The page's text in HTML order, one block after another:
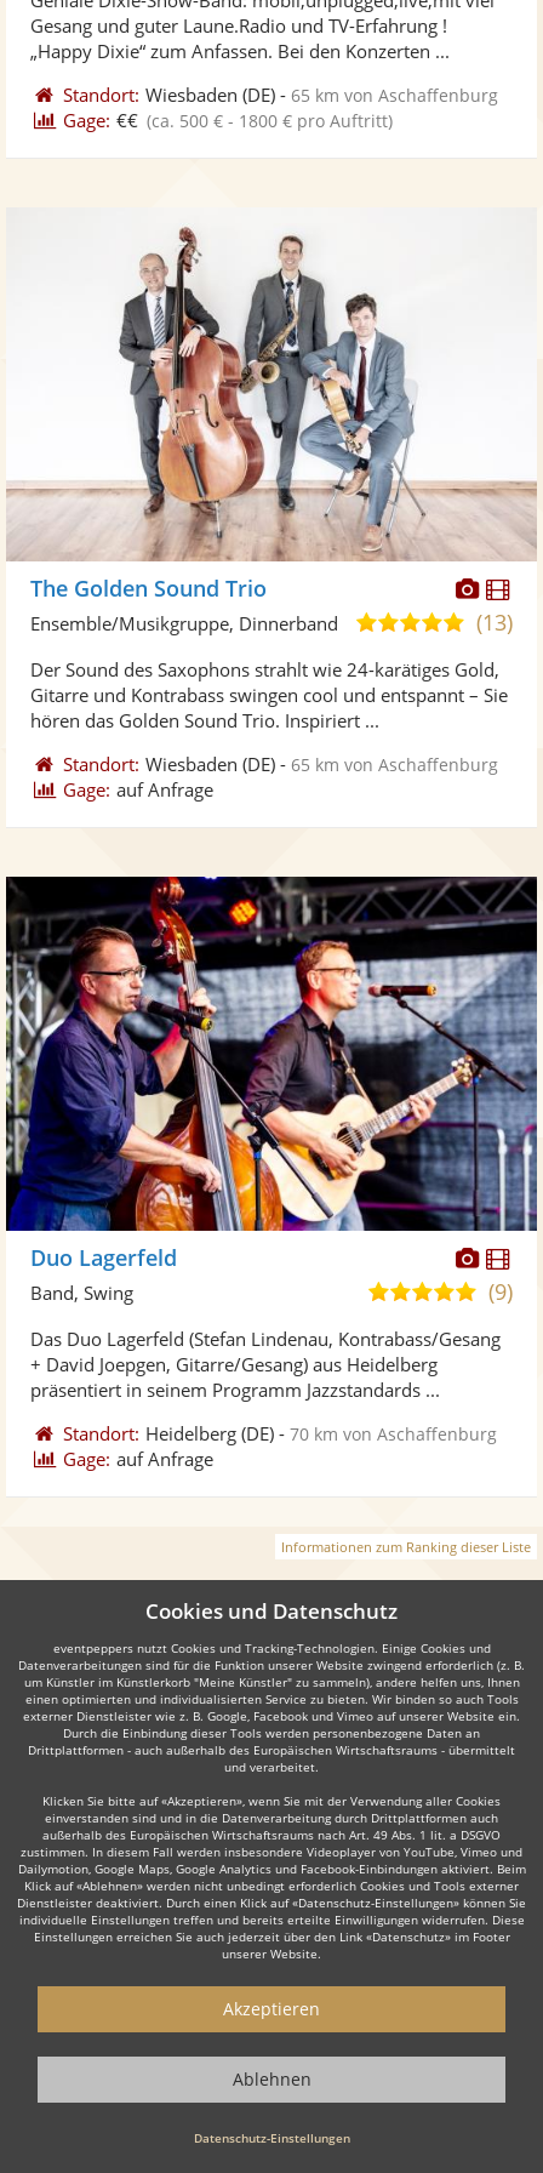
Fotos
5
Gesang und guter Laune.Radio und TV-Erfahrung !
„Happy Dixie“ zum Anfassen. Bei den Konzerten ...
Standort: Wiesbaden (DE) -65 km von Aschaffenburg
Gage: €€ (ca. 500 € - 1800 € pro Auftritt)
Fotos
The Golden Sound Trio
4,9
5
(13)
Ensemble/Musikgruppe, Dinnerband
Der Sound des Saxophons strahlt wie 24-karätiges Gold,
Gitarre und Kontrabass swingen cool und entspannt – Sie
hören das Golden Sound Trio. Inspiriert ...
Standort: Wiesbaden (DE) -65 km von Aschaffenburg
Gage: auf Anfrage
Fotos
Duo Lagerfeld
5,0
5
(9)
Band, Swing
Das Duo Lagerfeld (Stefan Lindenau, Kontrabass/Gesang
+ David Joepgen, Gitarre/Gesang) aus Heidelberg
präsentiert in seinem Programm Jazzstandards ...
Standort: Heidelberg (DE) -70 km von Aschaffenburg
Gage: auf Anfrage
Informationen zum Ranking dieser Liste
Weiter
Auch interessant:
Moderator Lateinamerikanische Musik Irish Folk
Sie interessanten Jazzbands bzw. Jazzensembles. Diesen Button finden
Cookies und Datenschutz
eventpeppers nutzt Cookies und Tracking-Technologien. Einige Cookies und
Datenverarbeitungen sind für die Funktion unserer Website zwingend erforderlich (z. B.
um Künstler im Künstlerkorb "Meine Künstler" zu sammeln), andere helfen uns, Ihnen
einen optimierten und individualisierten Service zu bieten. Wir binden so auch Tools
externer Dienstleister wie z. B. Google, Facebook und Vimeo auf unserer Website ein.
Durch die Einbindung dieser Tools werden personenbezogene Daten an
Drittplattformen - auch außerhalb des Europäischen Wirtschaftsraums - übermittelt
und verarbeitet.
Klicken Sie bitte auf «Akzeptieren», wenn Sie mit der Verwendung aller Cookies
einverstanden sind und in die Datenverarbeitung durch Drittplattformen auch
außerhalb des Europäischen Wirtschaftsraums nach Art. 49 Abs. 1 lit. a DSGVO
zustimmen. In diesem Fall werden insbesondere Videoplayer von YouTube, Vimeo und
Dailymotion, Google Maps, Google Analytics und Facebook-Einbindungen aktiviert. Beim
Klick auf «Ablehnen» werden nicht unbedingt erforderlich Cookies und Tools externer
Dienstleister deaktiviert. Durch einen Klick auf «Datenschutz-Einstellungen» können Sie
individuelle Einstellungen treffen und bereits erteilte Einwilligungen widerrufen. Diese
Einstellungen erreichen Sie auch jederzeit über den Link «Datenschutz» im Footer
unserer Website.
Datenschutz-Einstellungen
Akzeptieren
Ablehnen